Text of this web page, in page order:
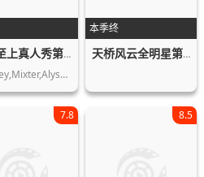
拉字至上真人秀第一季
Whitney,Mixter,Alyssa,Morgan,Kacy,Bo…
本季终
天桥风云全明星第二季
7.8 8.5